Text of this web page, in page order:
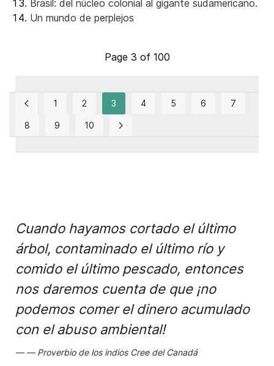
Brasil: del núcleo colonial al gigante sudamericano.
Un mundo de perplejos
Page 3 of 100
1 2 3 4 5 6 7
8 9 10
Cuando hayamos cortado el último
árbol, contaminado el último río y
comido el último pescado, entonces
nos daremos cuenta de que ¡no
podemos comer el dinero acumulado
con el abuso ambiental!
Proverbio de los indios Cree del Canadá